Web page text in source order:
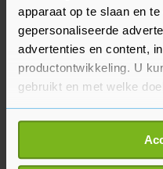
apparaat op te slaan en
gepersonaliseerde
advertenties en content,
productontwikkeling. U
gebruikt en met welke
Als u het toestaat, willen
Informatie
locatie, die tot een
De orkaan was een
bijna de uitzonderlijke
land kwam. Daarna is
in kracht afgenomen.
Toen de
aan land kwam ging